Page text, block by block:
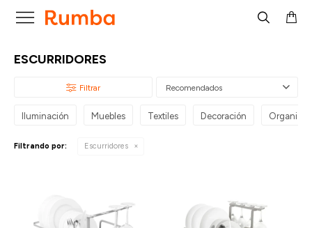

ESCURRIDORES
Recomendados
Iluminación Muebles Textiles Decoración
Filtrando por: Escurridores